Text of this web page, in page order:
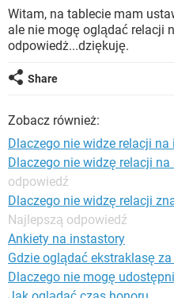
INSTAGRAM
WINDOWS 10
SPOTIFY
INSTAGRAM
WINDOWS 10
COVID-19
GRY
INSTAGRAM
WINDOWS 10
Witam, na tablecie mam
ale nie mogę oglądać relacji
odpowiedż...dziękuję.
Share
Zobacz również:
Dlaczego nie widze relacji na
Dlaczego nie widzę relacji
odpowiedź
Dlaczego nie widzę relacji
Najlepszą odpowiedź
Ankiety na instastory
Gdzie oglądać ekstraklasę
Dlaczego nie mogę